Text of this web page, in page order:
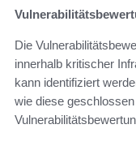
Die
innerhalb kritischer
kann identifiziert
wie diese